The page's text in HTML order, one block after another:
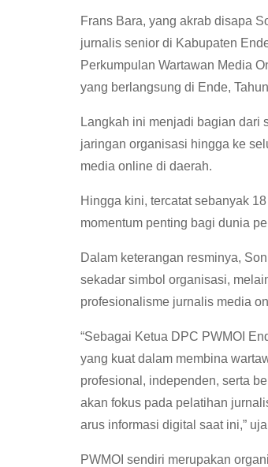
Frans Bara, yang akrab disapa
jurnalis senior di Kabupaten
Perkumpulan Wartawan Media
yang berlangsung di Ende,
Langkah ini menjadi bagian dari
jaringan organisasi hingga ke
media online di daerah.
Hingga kini, tercatat sebanyak
momentum penting bagi dunia
Dalam keterangan resminya,
sekadar simbol organisasi,
profesionalisme jurnalis media
“Sebagai Ketua DPC PWMOI
yang kuat dalam membina
profesional, independen, serta
akan fokus pada pelatihan
arus informasi digital saat ini,”
PWMOI sendiri merupakan